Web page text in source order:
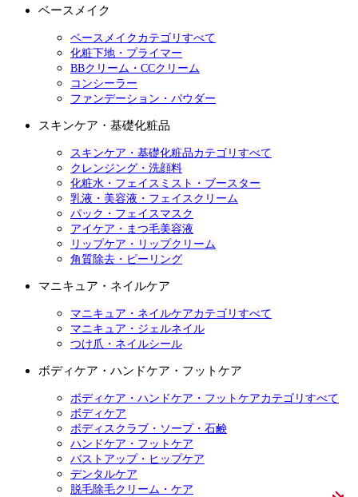
ベースメイク
ベースメイクカテゴリすべて
化粧下地・プライマー
BBクリーム・CCクリーム
コンシーラー
ファンデーション・パウダー
スキンケア・基礎化粧品
スキンケア・基礎化粧品カテゴリすべて
クレンジング・洗顔料
化粧水・フェイスミスト・ブースター
乳液・美容液・フェイスクリーム
パック・フェイスマスク
アイケア・まつ毛美容液
リップケア・リップクリーム
角質除去・ピーリング
マニキュア・ネイルケア
マニキュア・ネイルケアカテゴリすべて
マニキュア・ジェルネイル
つけ爪・ネイルシール
ボディケア・ハンドケア・フットケア
ボディケア・ハンドケア・フットケアカテゴリすべて
ボディケア
ボディスクラブ・ソープ・石鹸
ハンドケア・フットケア
バストアップ・ヒップケア
デンタルケア
脱毛除毛クリーム・ケア